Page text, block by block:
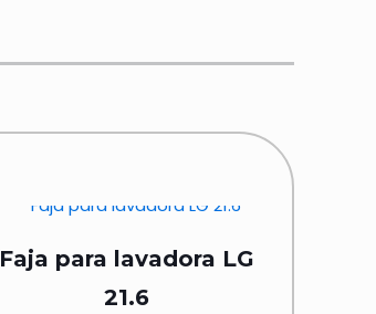
Faja para lavadora LG
21.6